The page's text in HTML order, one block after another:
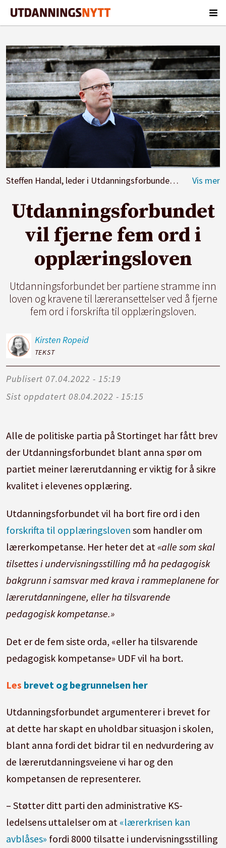
Steffen Handal, leder i Utdanningsforbundet. Foto:
Utdanningsforbundet
vil fjerne fem ord i
opplæringsloven
Utdanningsforbundet ber partiene stramme inn
loven og kravene til læreransettelser ved å fjerne
fem ord i forskrifta til opplæringsloven.
KirstenRopeid
TEKST
Publisert
07.04.2022 - 15:19
Sist oppdatert
08.04.2022 - 15:15
Alle de politiske partia på Stortinget har fått brev
der Utdanningsforbundet blant anna spør om
partiet meiner lærerutdanning er viktig for å sikre
kvalitet i elevenes opplæring.
Utdanningsforbundet vil ha bort fire ord i den
forskrifta til opplæringsloven som handler om
lærerkompetanse. Her heter det at«alle som skal
tilsettes i undervisningsstilling må ha pedagogisk
bakgrunn i samsvar med krava i rammeplanene for
lærerutdanningene, eller ha tilsvarende
pedagogisk kompetanse.»
Det er de fem siste orda, «eller ha tilsvarende
pedagogisk kompetanse» UDF vil ha bort.
Les brevet og begrunnelsen her
Utdanningsforbundet argumenterer i brevet for
at dette har skapt en uholdbar situasjon i skolen,
blant anna fordi det bidrar til en nedvurdering av
de lærerutdanningsveiene vi har og den
kompetansen de representerer.
– Støtter ditt parti den administrative KS-
ledelsens uttalelser om at «lærerkrisen kan
avblåses» fordi 8000 tilsatte i undervisningsstilling